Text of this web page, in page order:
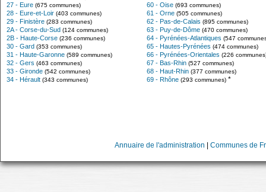
27 - Eure (675 communes)
28 - Eure-et-Loir (403 communes)
29 - Finistère (283 communes)
2A - Corse-du-Sud (124 communes)
2B - Haute-Corse (236 communes)
30 - Gard (353 communes)
31 - Haute-Garonne (589 communes)
32 - Gers (463 communes)
33 - Gironde (542 communes)
34 - Hérault (343 communes)
60 - Oise (693 communes)
61 - Orne (505 communes)
62 - Pas-de-Calais (895 communes)
63 - Puy-de-Dôme (470 communes)
64 - Pyrénées-Atlantiques (547
65 - Hautes-Pyrénées (474 communes)
66 - Pyrénées-Orientales (226
67 - Bas-Rhin (527 communes)
68 - Haut-Rhin (377 communes)
69 - Rhône (293 communes) *
Annuaire de l'administration Communes de